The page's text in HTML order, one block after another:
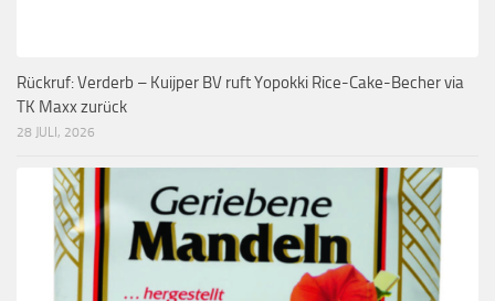
Rückruf: Verderb – Kuijper BV ruft Yopokki Rice-Cake-Becher via
TK Maxx zurück
28 JULI, 2026